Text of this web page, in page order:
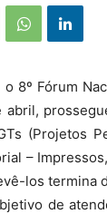
8º Fórum
abril,
(Projetos
–
los termina
de